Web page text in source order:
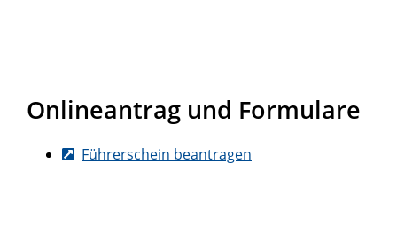
Onlineantrag und Formulare
Führerschein beantragen